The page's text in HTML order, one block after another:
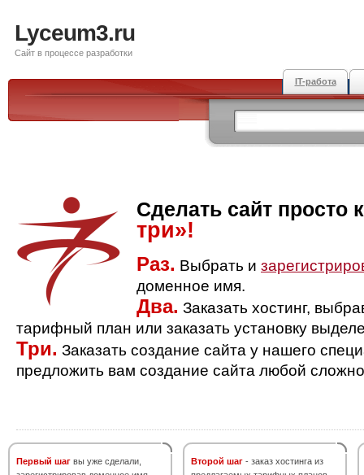
Lyceum3.ru
Сайт в процессе разработки
IT-работа
Сделать сайт просто
три»!
Раз. Выбрать и
доменное имя.
Два. Заказать хостинг,
тарифный план или заказать установку
Три. Заказать создание сайта у нашего
предложить вам создание сайта любой
Первый шаг вы уже сделали,
Второй шаг - заказ хостинга из